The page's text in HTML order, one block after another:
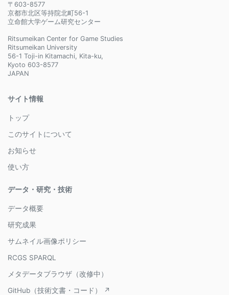
〒603-8577
京都市北区等持院北町56-1
立命館大学ゲーム研究センター
Ritsumeikan Center for Game Studies
Ritsumeikan University
56-1 Toji-in Kitamachi, Kita-ku,
Kyoto 603-8577
JAPAN
サイト情報
トップ
このサイトについて
お知らせ
使い方
データ・研究・技術
データ概要
研究成果
サムネイル画像ポリシー
RCGS SPARQL
メタデータブラウザ（改修中）
GitHub（技術文書・コード） ↗